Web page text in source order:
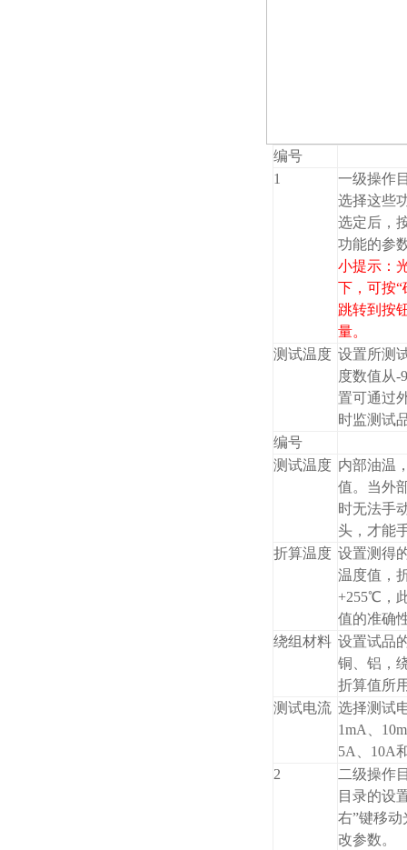
编号
1
一级操作
选择这些
选定后，
功能的参
小提示：
下，可按“
跳转到按
量。
测试温度 设置所测
度数值从
置可通过
时监测试
编号
测试温度 内部油温
值。当外
时无法手
头，才能
折算温度 设置测得
温度值，
+255℃，
值的准确
绕组材料 设置试品
铜、铝，
折算值所
测试电流 选择测试
1mA、
5A、10A
2
二级操作
目录的设
右”键移动
改参数。